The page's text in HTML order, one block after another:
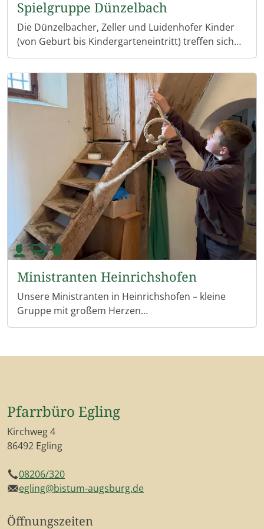
Spielgruppe Dünzelbach
Die Dünzelbacher, Zeller und Luidenhofer Kinder
(von Geburt bis Kindergarteneintritt) treffen sich
jeden Montag (außer in den Ferien) von 09:00 bis
11:00 Uhr im Hennahaus zur Spielgruppe. Wir
spielen, singen und machen gemeinsam Brotzeit.
Die Eltern können sich besser kennenlernen und
austauschen. Bei schönem Wetter gehen wir auch
mal auf den Spielplatz oder machen einen Ausflug.
Ministrant beim Samstagsläuten in Heinrichshofen
Ministranten Heinrichshofen
Unsere Ministranten in Heinrichshofen – kleine
Gruppe mit großem Herzen
sind es zurzeit zwei Ministranten, die sich jeden
„Das Schönste ist, dass wir direkt etwas zur Messe
beitragen können“, erzählt einer der Ministranten.
Jeder Handgriff sitzt: die Gaben bringen, am Altar
Und auch wenn manch einer nach einem langen
Schultag lieber auf dem Sofa bleiben würde, sind
rufen.
Pfarrbüro Egling
Kirchweg 4
86492 Egling
Telefon
08206/320
E-Mailegling@bistum-augsburg.de
Öffnungszeiten